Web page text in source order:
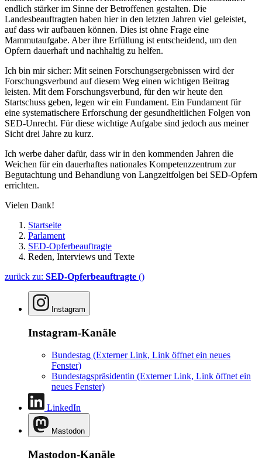
endlich stärker im Sinne der Betroffenen gestalten. Die
Landesbeauftragten haben hier in den letzten Jahren viel geleistet,
auf dass wir aufbauen können. Dies ist ohne Frage eine
Mammutaufgabe. Aber ihre Erfüllung ist entscheidend, um den
Opfern dauerhaft und nachhaltig zu helfen.
Ich bin mir sicher: Mit seinen Forschungsergebnissen wird der
Forschungsverbund auf diesem Weg einen wichtigen Beitrag
leisten. Mit dem Forschungsverbund, für den wir heute den
Startschuss geben, legen wir ein Fundament. Ein Fundament für
eine systematischere Erforschung der gesundheitlichen Folgen von
SED-Unrecht. Für diese wichtige Aufgabe sind jedoch aus meiner
Sicht drei Jahre zu kurz.
Ich werbe daher dafür, dass wir in den kommenden Jahren die
Weichen für ein dauerhaftes nationales Kompetenzzentrum zur
Begutachtung und Behandlung von Langzeitfolgen bei SED-Opfern
errichten.
Vielen Dank!
Startseite
Parlament
SED-Opferbeauftragte
Reden, Interviews und Texte
zurück zu: SED-Opferbeauftragte ()
Instagram
Instagram-Kanäle
Bundestag (Externer Link, Link öffnet ein neues
Fenster)
Bundestagspräsidentin (Externer Link, Link öffnet ein
neues Fenster)
LinkedIn
Mastodon
Mastodon-Kanäle